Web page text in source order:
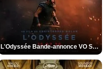
L'Odyssée Bande-annonce VO STFR